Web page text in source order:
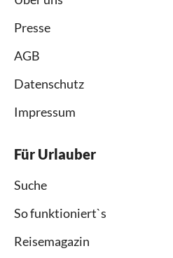
Presse
AGB
Datenschutz
Impressum
Für Urlauber
Suche
So funktioniert`s
Reisemagazin